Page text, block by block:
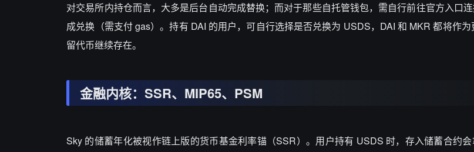
对交易所内持仓而言，大多是后台自动完成替换；而对于那些自托管钱包，需自行前往官方入口
成兑换（需支付gas）。持有 DAI 的用户，可自行选择是否兑换为 USDS， DAI和 MKR都将作为
留代币继续存在。
金融内核：SSR、 MIP65、 PSM
Sky 的储蓄年化被视作链上版的货币基金利率锚（SSR）。用户持有 USDS 时，存入储蓄合约会